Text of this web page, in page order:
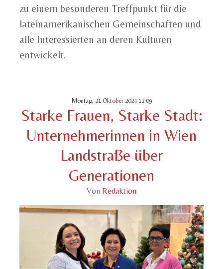
zu einem besonderen Treffpunkt für die
lateinamerikanischen Gemeinschaften und
alle Interessierten an deren Kulturen
entwickelt.
Montag, 21 Oktober 2024 12:09
Starke Frauen, Starke Stadt:
Unternehmerinnen in Wien
Landstraße über
Generationen
Von Redaktion